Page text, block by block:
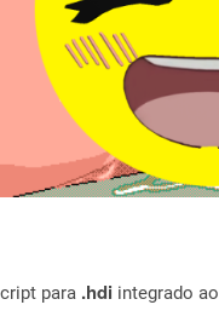
para .hdi integrado ao